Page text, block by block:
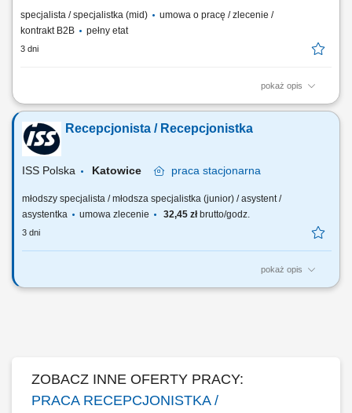
specjalista / specjalistka (mid)
umowa o pracę / zlecenie /
kontrakt B2B
pełny etat
3 dni
pokaż opis
Zakres obowiązków: Profesjonalna obsługa recepcji, przyjmowanie
korespondencji i przesyłek. Prowadzenie ewidencji dokumentów,
identyfikatorów i kart dostępu. Organizacja spotkań, rezerwacja sal oraz
przygotowywanie...
Recepcjonista / Recepcjonistka
ISS Polska Katowice praca stacjonarna
młodszy specjalista / młodsza specjalistka (junior) / asystent /
asystentka
umowa zlecenie 32,45 złbrutto/godz.
3 dni
pokaż opis
Zakres obowiązków: Organizowanie pracy recepcji. Obsługa
ZOBACZ INNE OFERTY PRACY:
PRACA RECEPCJONISTKA /